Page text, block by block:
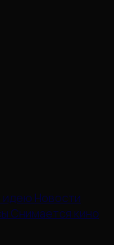
идею Новости
Снимается кино